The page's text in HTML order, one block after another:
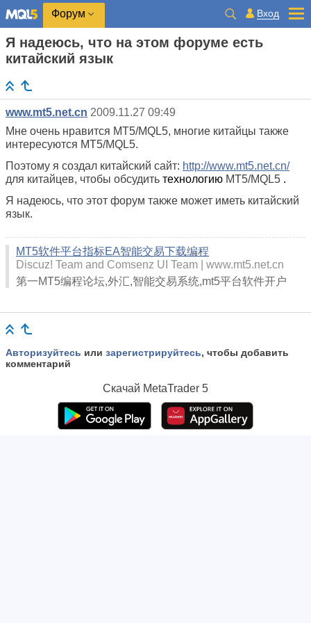
Форум Вход
Я надеюсь, что на этом форуме есть
китайский язык
www.mt5.net.cn 2009.11.27 09:49
Мне очень нравится MT5/MQL5, многие китайцы также
интересуются MT5/MQL5.
Поэтому я создал китайский сайт: http://www.mt5.net.cn/
для китайцев, чтобы обсудить технологию MT5/MQL5 .
Я надеюсь, что этот форум также может иметь китайский
язык.
MT5软件平台指标EA智能交易下载编程
Discuz! Team and Comsenz UI Team
www.mt5.net.cn
第一MT5编程论坛,外汇,智能交易系统,mt5平台软件开户
Авторизуйтесь или зарегистрируйтесь, чтобы добавить
комментарий
Скачай MetaTrader 5